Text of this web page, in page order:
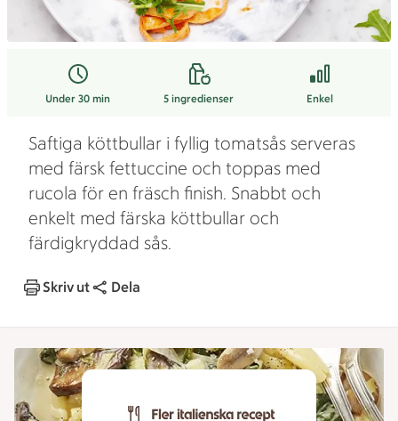
Under 30 min 5ingredienser Enkel
Saftiga köttbullar i fyllig tomatsås serveras
med färsk fettuccine och toppas med
rucola för en fräsch finish. Snabbt och
enkelt med färska köttbullar och
färdigkryddad sås.
Skriv ut Dela